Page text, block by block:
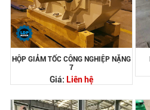
HỘP GIẢM TỐC CÔNG NGHIỆP NẶNG
7
Giá: Liên hệ